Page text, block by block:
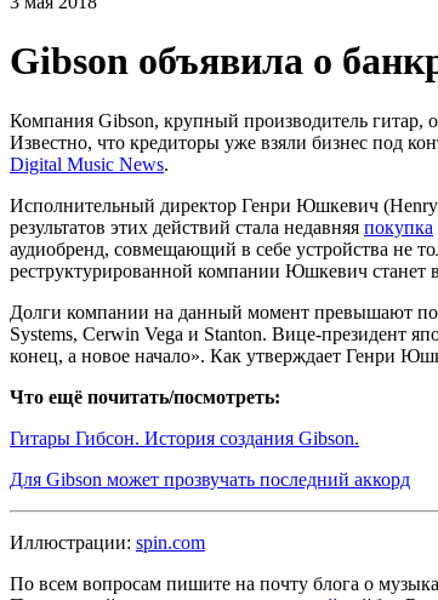
Gibson объявила о
Компания Gibson, крупный производитель гитар,
Известно, что кредиторы уже взяли бизнес под
Digital Music News.
Исполнительный директор Генри Юшкевич (Henry
результатов этих действий стала недавняя покупка
аудиобренд, совмещающий в себе устройства не
реструктурированной компании Юшкевич станет
Долги компании на данный момент превышают
Systems, Cerwin Vega и Stanton. Вице-президент
конец, а новое начало». Как утверждает Генри
Что ещё почитать/посмотреть:
Гитары Гибсон. История создания Gibson.
Для Gibson может прозвучать последний аккорд
Иллюстрации: spin.com
По всем вопросам пишите на почту блога о